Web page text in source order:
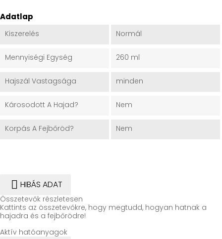
Adatlap
Kiszerelés Normál
Mennyiségi Egység 260 ml
Hajszál Vastagsága minden
Károsodott A Hajad? Nem
Korpás A Fejbőröd? Nem
 HIBÁS ADAT
Összetevők részletesen
Kattints az összetevőkre, hogy megtudd, hogyan hatnak a
hajadra és a fejbőrödre!
Aktív hatóanyagok